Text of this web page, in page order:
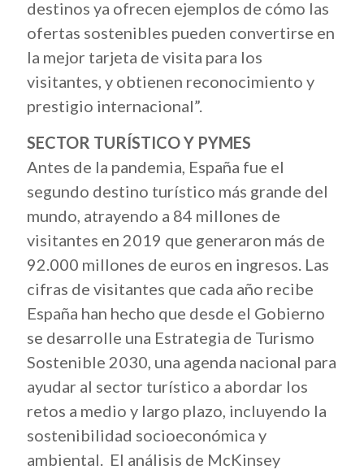
destinos ya ofrecen ejemplos de cómo las
ofertas sostenibles pueden convertirse en
la mejor tarjeta de visita para los
visitantes, y obtienen reconocimiento y
prestigio internacional”.
SECTOR TURÍSTICO Y PYMES
Antes de la pandemia, España fue el
segundo destino turístico más grande del
mundo, atrayendo a 84 millones de
visitantes en 2019 que generaron más de
92.000 millones de euros en ingresos. Las
cifras de visitantes que cada año recibe
España han hecho que desde el Gobierno
se desarrolle una Estrategia de Turismo
Sostenible 2030, una agenda nacional para
ayudar al sector turístico a abordar los
retos a medio y largo plazo, incluyendo la
sostenibilidad socioeconómica y
ambiental. El análisis de McKinsey